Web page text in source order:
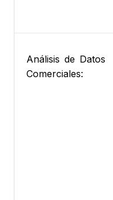
Análisis de Datos
Comerciales: